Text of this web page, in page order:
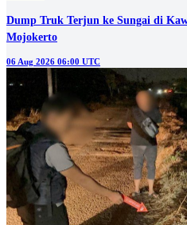
Dump Truk Terjun ke Sungai di
Mojokerto
06 Aug 2026 06:00 UTC